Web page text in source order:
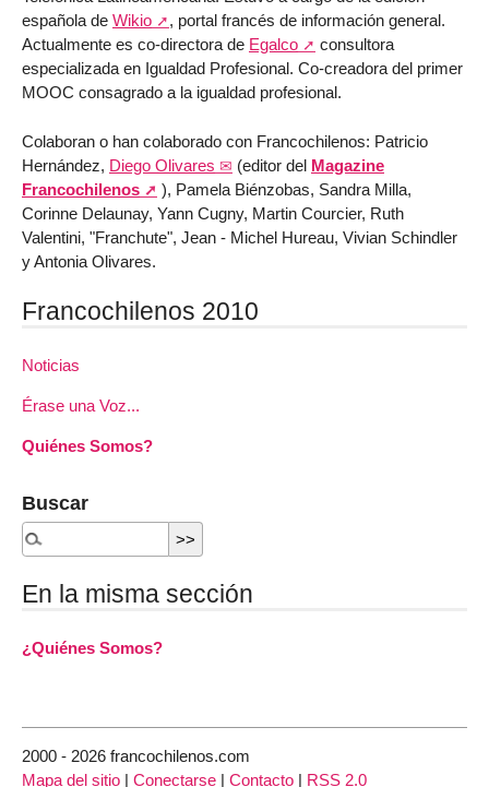
española de Wikio
, portal francés de información general.
Actualmente es co-directora de Egalco
consultora
especializada en Igualdad Profesional. Co-creadora del primer
MOOC consagrado a la igualdad profesional.
Colaboran o han colaborado con Francochilenos: Patricio
Hernández, Diego Olivares (editor del Magazine
Francochilenos
), Pamela Biénzobas, Sandra Milla,
Corinne Delaunay, Yann Cugny, Martin Courcier, Ruth
Valentini, "Franchute", Jean - Michel Hureau, Vivian Schindler
y Antonia Olivares.
Francochilenos 2010
Noticias
Érase una Voz...
Quiénes Somos?
Buscar
En la misma sección
¿Quiénes Somos?
2000 - 2026 francochilenos.com
Mapa del sitio | Conectarse | Contacto | RSS 2.0